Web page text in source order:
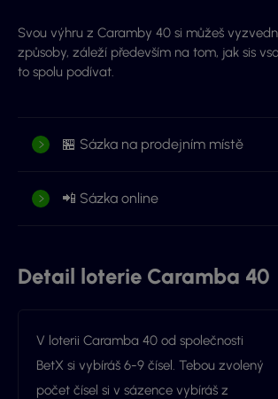
Svou výhru z Caramby 40 si můžeš
způsoby, záleží především na tom, jak sis
to spolu podívat.
🏪 Sázka na prodejním místě
📲 Sázka online
Detail loterie Caramba 40
V loterii Caramba 40 od společnosti
BetX si vybíráš 6-9 čísel. Tebou zvolený
počet čísel si v sázence vybíráš z